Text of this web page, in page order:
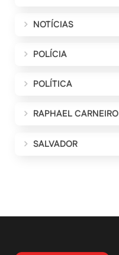
NOTÍCIAS
POLÍCIA
POLÍTICA
RAPHAEL CARNEIRO
SALVADOR